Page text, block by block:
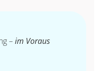
–im Voraus